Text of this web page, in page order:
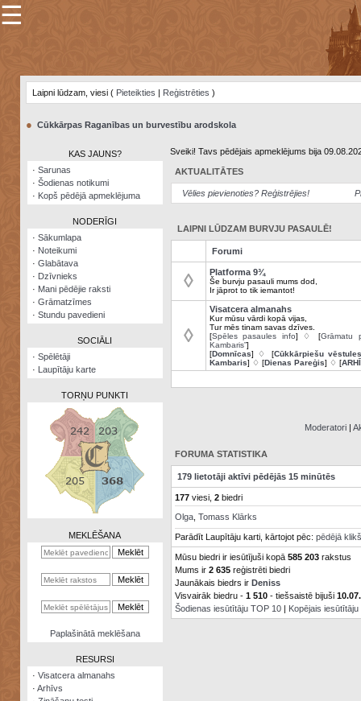
×
Šodienas
notikumi
Visatcera
almanahs
Arhīvs
Zināšanu
kalkulators
Nomētātās
☰
Laipni lūdzam, viesi ( Pieteikties | Reģistrēties )
● Cūkkārpas Raganības un burvestību arodskola
KAS JAUNS?
· Sarunas
· Šodienas notikumi
· Kopš pēdējā apmeklējuma
NODERĪGI
· Sākumlapa
· Noteikumi
· Glabātava
· Dzīvnieks
· Mani pēdējie raksti
· Grāmatzīmes
· Stundu pavedieni
SOCIĀLI
· Spēlētāji
· Laupītāju karte
TORŅU PUNKTI
MEKLĒŠANA
Paplašinātā meklēšana
RESURSI
· Visatcera almanahs
· Arhīvs
Sveiki! Tavs pēdējais apmeklējums bija
AKTUALITĀTES
Vēlies pievienoties? Reģistrējies!
LAIPNI LŪDZAM BURVJU PASAULĒ!
Forumi
◊ Platforma 9¾
Še burvju pasauli mums dod,
Ir jāprot to tik iemantot!
◊
Visatcera almanahs
Kur mūsu vārdi kopā vijas,
Tur mēs tinam savas dzīves.
[Spēles pasaules info] ♢ [Grāmatu
Kambaris”]
[Domnīcas] ♢ [Cūkkārpiešu vēstules
Kambaris] ♢ [Dienas Pareģis] ♢ [
Moderatori |
FORUMA STATISTIKA
179 lietotāji aktīvi pēdējās 15 minūtēs
177viesi, 2biedri
Olga, Tomass Klārks
Parādīt Laupītāju karti, kārtojot pēc: pēdējā
Mūsu biedri ir iesūtījuši kopā 585 203rakstus
Mums ir 2 635reģistrēti biedri
Jaunākais biedrs ir Deniss
Visvairāk biedru - 1 510- tiešsaistē bijuši
Šodienas iesūtītāju TOP 10| Kopējais iesūtītāju